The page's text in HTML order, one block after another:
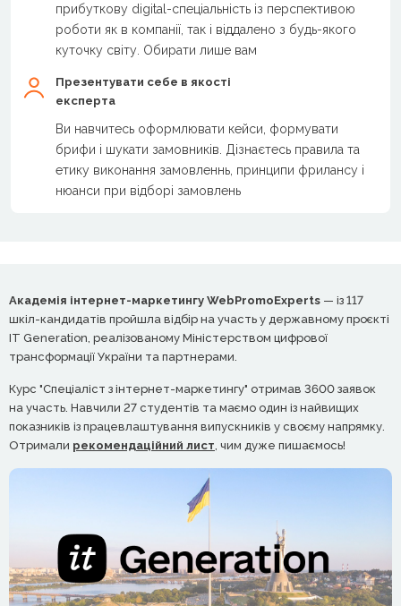
прибуткову digital-спеціальність із перспективою
роботи як в компанії, так і віддалено з будь-якого
куточку світу. Обирати лише вам
Презентувати себе в якості
експерта
Ви навчитесь оформлювати кейси, формувати
брифи і шукати замовників. Дізнаєтесь правила та
етику виконання замовленнь, принципи фрилансу і
нюанси при відборі замовлень
Академія інтернет-маркетингу WebPromoExperts — із 117
шкіл-кандидатів пройшла відбір на участь у державному проєкті
IT Generation, реалізованому Міністерством цифрової
трансформації України та партнерами.
Курс "Спеціаліст з інтернет-маркетингу" отримав 3600 заявок
на участь. Навчили 27 студентів та маємо один із найвищих
показників із працевлаштування випускників у своєму напрямку.
Отримали рекомендаційний лист , чим дуже пишаємось!